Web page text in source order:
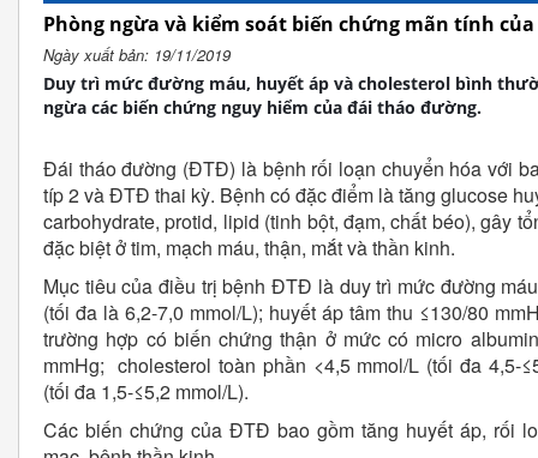
Phòng ngừa và kiểm soát biến chứng mãn tính
Ngày xuất bản: 19/11/2019
Duy trì mức đường máu, huyết áp và cholesterol bình
ngừa các biến chứng nguy hiểm của đái tháo đường.
Đái tháo đường (ĐTĐ) là bệnh rối loạn chuyển hóa với
típ 2 và ĐTĐ thai kỳ. Bệnh có đặc điểm là tăng glucose
carbohydrate, protid, lipid (tinh bột, đạm, chất béo), gây
đặc biệt ở tim, mạch máu, thận, mắt và thần kinh.
Mục tiêu của điều trị bệnh ĐTĐ là duy trì mức đường
(tối đa là 6,2-7,0 mmol/L); huyết áp tâm thu ≤130/80
trường hợp có biến chứng thận ở mức có micro
mmHg; cholesterol toàn phần <4,5 mmol/L (tối đa 4,5-
(tối đa 1,5-≤5,2 mmol/L).
Các biến chứng của ĐTĐ bao gồm tăng huyết áp, rối